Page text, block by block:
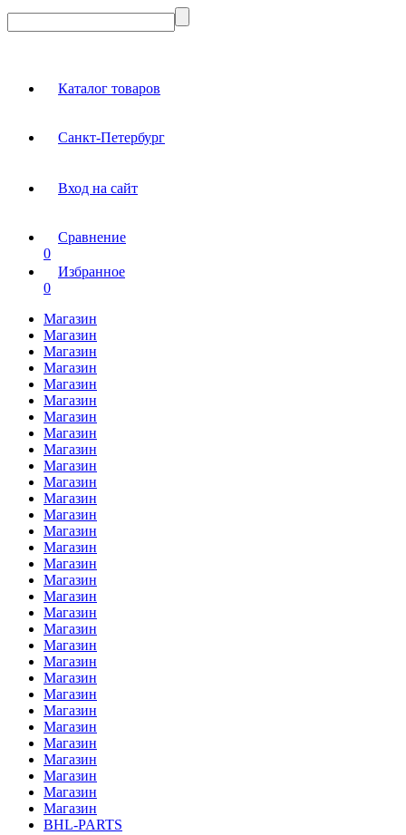
Каталог товаров
Санкт-Петербург
Вход на сайт
Сравнение
0
Избранное
0
Магазин
Магазин
Магазин
Магазин
Магазин
Магазин
Магазин
Магазин
Магазин
Магазин
Магазин
Магазин
Магазин
Магазин
Магазин
Магазин
Магазин
Магазин
Магазин
Магазин
Магазин
Магазин
Магазин
Магазин
Магазин
Магазин
Магазин
Магазин
Магазин
Магазин
Магазин
BHL-PARTS